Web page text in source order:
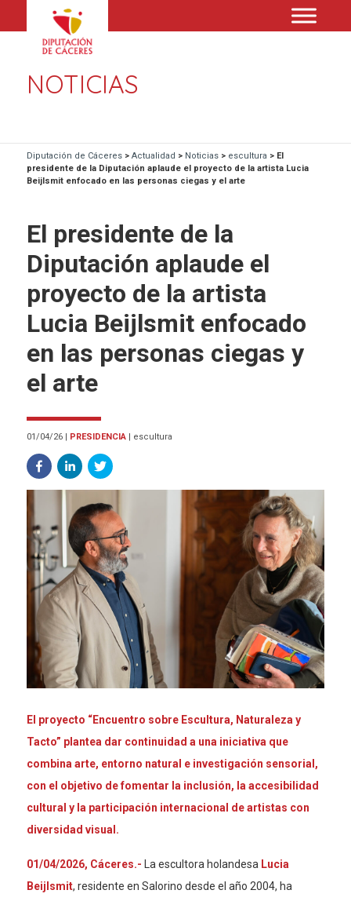
NOTICIAS
Diputación de Cáceres> Actualidad > Noticias> escultura > El
presidente de la Diputación aplaude el proyecto de la artista Lucia
Beijlsmit enfocado en las personas ciegas y el arte
El presidente de la
Diputación aplaude el
proyecto de la artista
Lucia Beijlsmit enfocado
en las personas ciegas y
el arte
01/04/26 | PRESIDENCIA | escultura
El proyecto “Encuentro sobre Escultura, Naturaleza y
Tacto” plantea dar continuidad a una iniciativa que
combina arte, entorno natural e investigación sensorial,
con el objetivo de fomentar la inclusión, la accesibilidad
cultural y la participación internacional de artistas con
diversidad visual.
01/04/2026, Cáceres.- La escultora holandesa Lucia
Beijlsmit, residente en Salorino desde el año 2004, ha